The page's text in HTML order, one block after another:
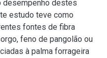
desempenho destes
estudo teve como
fontes de fibra
feno de pangolão ou
à palma forrageira